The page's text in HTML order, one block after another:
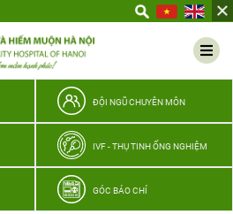
ĐỘI NGŨ CHUYÊN MÔN
IVF - THỤ TINH ỐNG NGHIỆM
GÓC BÁO CHÍ